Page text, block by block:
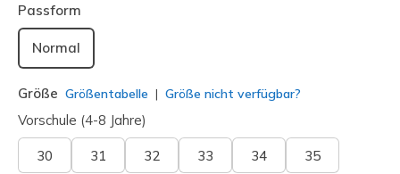
Passform
Normal
Größe Größentabelle Größe nicht verfügbar?
Vorschule (4-8 Jahre)
30 31 32 33 34 35